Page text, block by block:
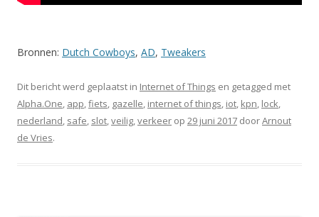
Bronnen: Dutch Cowboys, AD, Tweakers
Dit bericht werd geplaatst in Internet of Things en getagged met
Alpha.One, app,fiets, gazelle, internet of things, iot, kpn, lock,
nederland, safe, slot,veilig,verkeer op 29 juni 2017 doorArnout
de Vries.